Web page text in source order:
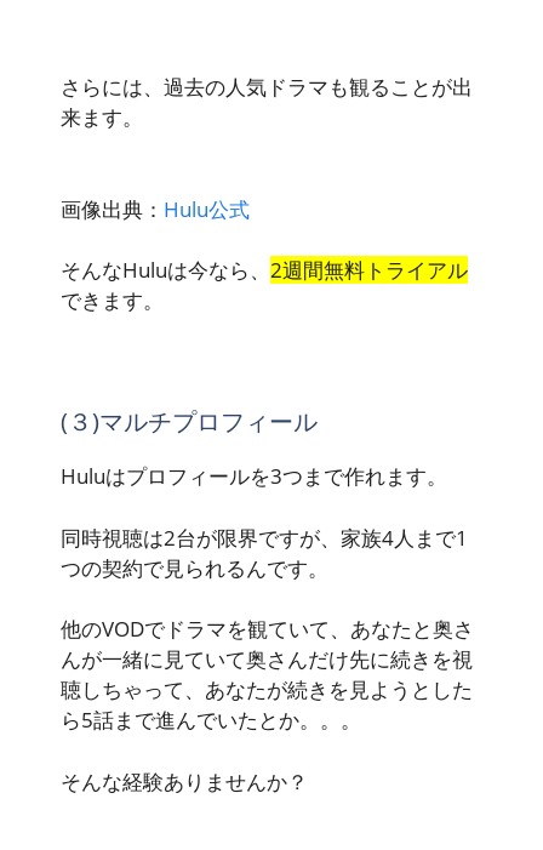
さらには、過去の人気ドラマも観ることが出
来ます。
画像出典： Hulu公式
そんなHuluは今なら、 2週間無料トライアル
できます。
(３)マルチプロフィール
Huluはプロフィールを3つまで作れます。
同時視聴は2台が限界ですが、家族4人まで1
つの契約で見られるんです。
他のVODでドラマを観ていて、あなたと奥さ
んが一緒に見ていて奥さんだけ先に続きを視
聴しちゃって、あなたが続きを見ようとした
ら5話まで進んでいたとか。。。
そんな経験ありませんか？